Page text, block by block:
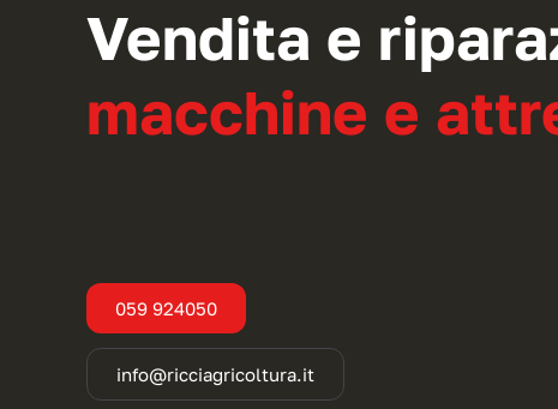
Vendita e
macchine e
059 924050
info@ricciagricoltura.it